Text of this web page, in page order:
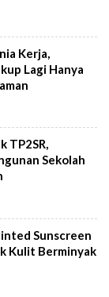
Kerja,
Lagi Hanya
TP2SR,
Sekolah
Sunscreen
Kulit Berminyak